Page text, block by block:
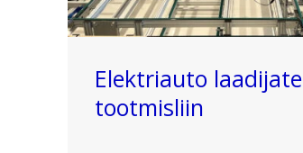
Elektriauto laadijate
tootmisliin